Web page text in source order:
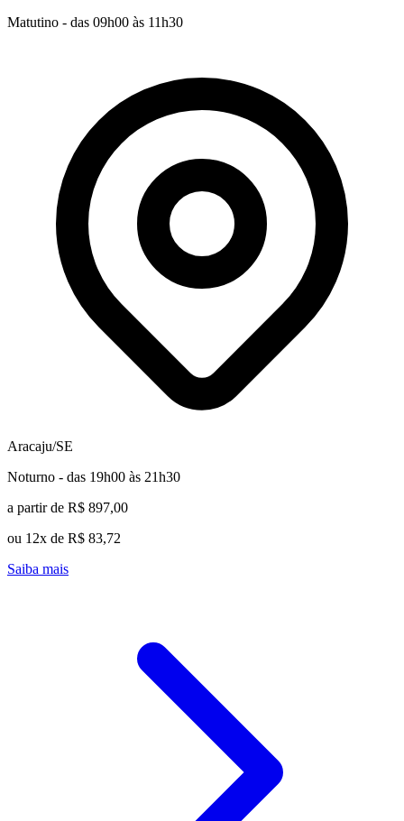
Matutino - das 09h00 às 11h30
Aracaju/SE
Noturno - das 19h00 às 21h30
a partir de R$ 897,00
ou 12x de R$ 83,72
Saiba mais